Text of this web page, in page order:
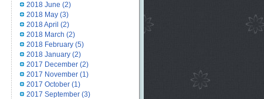
2018 June (2)
2018 May(3)
2018 April (2)
2018 March (2)
2018 February(5)
2018 January(2)
2017 December(2)
2017 November(1)
2017 October(1)
2017 September(3)